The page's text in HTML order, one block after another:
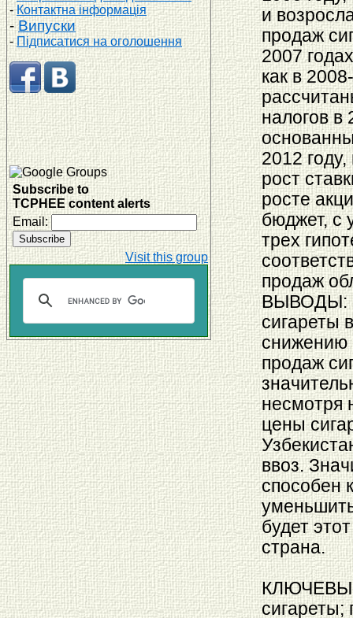
-Контактна інформація
-Випуски
-Підписатися на оголошення
Subscribe to
TCPHEE content alerts
Email:
Visit this group
и
продаж
2007
как в
налогов в
2012
рост
росте
бюджет, с
трех
продаж
ВЫВОДЫ:
сигареты
снижению
продаж
несмотря
цены
ввоз.
способен
будет
страна.
КЛЮЧЕВЫЕ
сигареты;